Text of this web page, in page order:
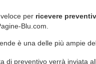
per ricevere
Blu.com.
è una delle più ampie
di preventivo verrà inviata